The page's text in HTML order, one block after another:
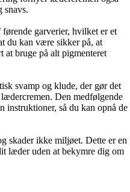
snavs.
garverier, hvilket er et
du kan være sikker på, at
bruge på alt pigmenteret
svamp og klude, der gør det
Den medfølgende
så du kan opnå de
skader ikke miljøet. Dette er en
læder uden at bekymre dig om